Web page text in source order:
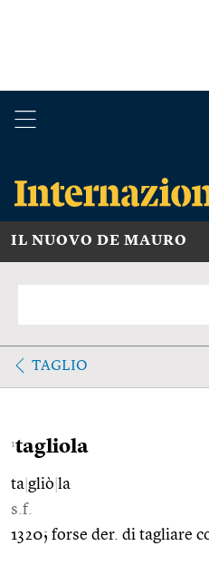
IL NUOVO DE MAURO
TAGLIO
1tagliola
ta gliò la
s.f.
1320; forse der. di tagliare